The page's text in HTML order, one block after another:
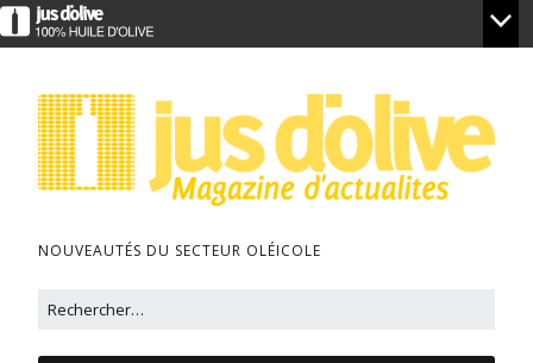
NOUVEAUTÉS DU SECTEUR OLÉICOLE